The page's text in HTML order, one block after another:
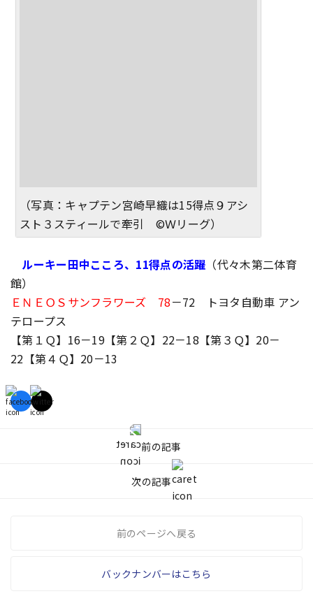
（写真：キャプテン宮崎早織は15得点９アシ
スト３スティールで牽引 ©Ｗリーグ）
ルーキー田中こころ、11得点の活躍 （代々木第二体育
館）
ＥＮＥＯＳサンフラワーズ 78－72 トヨタ自動車 アン
テロープス
【第１Ｑ】16－19【第２Ｑ】22－18【第３Ｑ】20－
22【第４Ｑ】20－13
前の記事
次の記事
前のページへ戻る
バックナンバーはこちら